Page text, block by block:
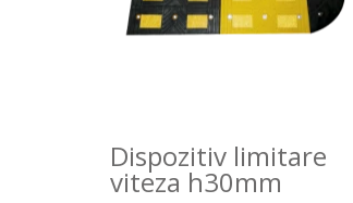
Dispozitiv limitare
viteza h30mm